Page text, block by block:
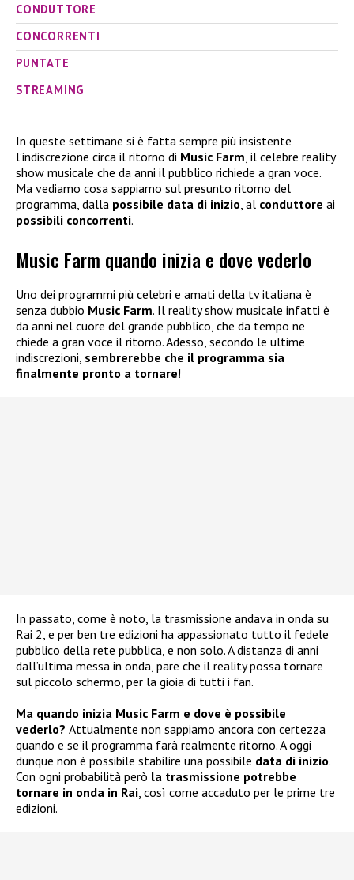
CONDUTTORE
CONCORRENTI
PUNTATE
STREAMING
In queste settimane si è fatta sempre più insistente
l’indiscrezione circa il ritorno di Music Farm, il celebre reality
show musicale che da anni il pubblico richiede a gran voce.
Ma vediamo cosa sappiamo sul presunto ritorno del
programma, dalla possibile data di inizio, al conduttore ai
possibili concorrenti.
Music Farm quando inizia e dove vederlo
Uno dei programmi più celebri e amati della tv italiana è
senza dubbio Music Farm. Il reality show musicale infatti è
da anni nel cuore del grande pubblico, che da tempo ne
chiede a gran voce il ritorno. Adesso, secondo le ultime
indiscrezioni, sembrerebbe che il programma sia
finalmente pronto a tornare!
In passato, come è noto, la trasmissione andava in onda su
Rai 2, e per ben tre edizioni ha appassionato tutto il fedele
pubblico della rete pubblica, e non solo. A distanza di anni
dall’ultima messa in onda, pare che il reality possa tornare
sul piccolo schermo, per la gioia di tutti i fan.
Ma quando inizia Music Farm e dove è possibile
vederlo? Attualmente non sappiamo ancora con certezza
quando e se il programma farà realmente ritorno. A oggi
dunque non è possibile stabilire una possibile data di inizio.
Con ogni probabilità però la trasmissione potrebbe
tornare in onda in Rai, così come accaduto per le prime tre
edizioni.